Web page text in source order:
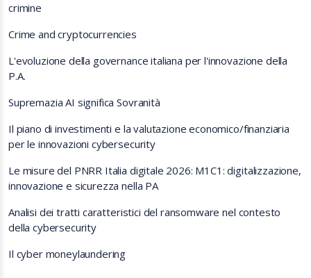
crimine
Crime and cryptocurrencies
L'evoluzione della governance italiana per l'innovazione della
P.A.
Supremazia AI significa Sovranità
Il piano di investimenti e la valutazione economico/finanziaria
per le innovazioni cybersecurity
Le misure del PNRR Italia digitale 2026: M1C1: digitalizzazione,
innovazione e sicurezza nella PA
Analisi dei tratti caratteristici del ransomware nel contesto
della cybersecurity
Il cyber moneylaundering